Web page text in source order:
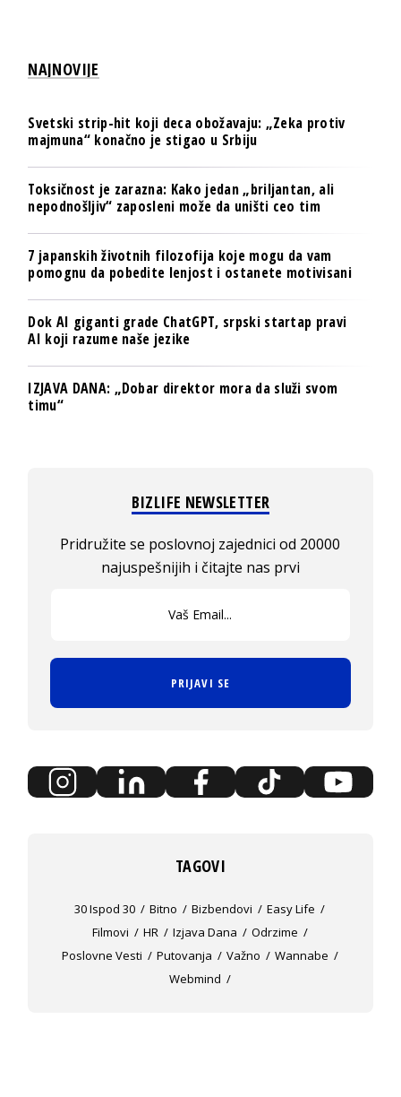
NAJNOVIJE
Svetski strip-hit koji deca obožavaju: „Zeka protiv
majmuna“ konačno je stigao u Srbiju
Toksičnost je zarazna: Kako jedan „briljantan, ali
nepodnošljiv“ zaposleni može da uništi ceo tim
7 japanskih životnih filozofija koje mogu da vam
pomognu da pobedite lenjost i ostanete motivisani
Dok AI giganti grade ChatGPT, srpski startap pravi
AI koji razume naše jezike
IZJAVA DANA: „Dobar direktor mora da služi svom
timu“
BIZLIFE NEWSLETTER
Pridružite se poslovnoj zajednici od 20000
najuspešnijih i čitajte nas prvi
PRIJAVI SE
TAGOVI
30 Ispod 30 Bitno Bizbendovi
Easy Life
Filmovi
HR Izjava Dana
Odrzime
Poslovne Vesti
Putovanja Važno
Wannabe
Webmind